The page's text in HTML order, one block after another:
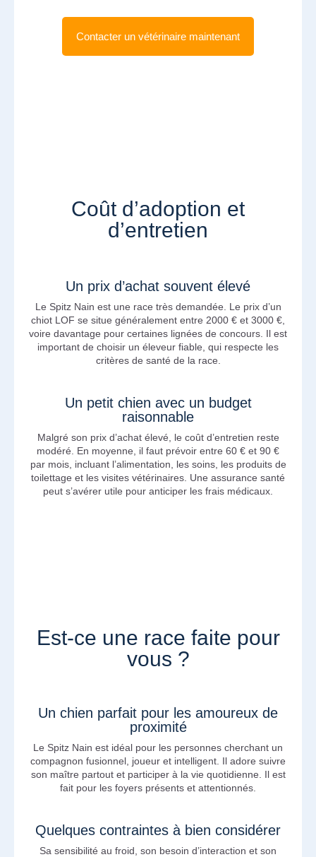
Contacter un vétérinaire maintenant
Coût d’adoption et
d’entretien
Un prix d’achat souvent élevé
Le Spitz Nain est une race très demandée. Le prix d’un
chiot LOF se situe généralement entre 2000 € et 3000 €,
voire davantage pour certaines lignées de concours. Il est
important de choisir un éleveur fiable, qui respecte les
critères de santé de la race.
Un petit chien avec un budget
raisonnable
Malgré son prix d’achat élevé, le coût d’entretien reste
modéré. En moyenne, il faut prévoir entre 60 € et 90 €
par mois, incluant l’alimentation, les soins, les produits de
toilettage et les visites vétérinaires. Une assurance santé
peut s’avérer utile pour anticiper les frais médicaux.
Est-ce une race faite pour
vous ?
Un chien parfait pour les amoureux de
proximité
Le Spitz Nain est idéal pour les personnes cherchant un
compagnon fusionnel, joueur et intelligent. Il adore suivre
son maître partout et participer à la vie quotidienne. Il est
fait pour les foyers présents et attentionnés.
Quelques contraintes à bien considérer
Sa sensibilité au froid, son besoin d’interaction et son